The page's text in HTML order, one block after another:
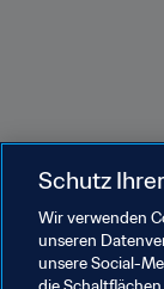
Schutz
Wir verwenden
unseren
unsere Social-